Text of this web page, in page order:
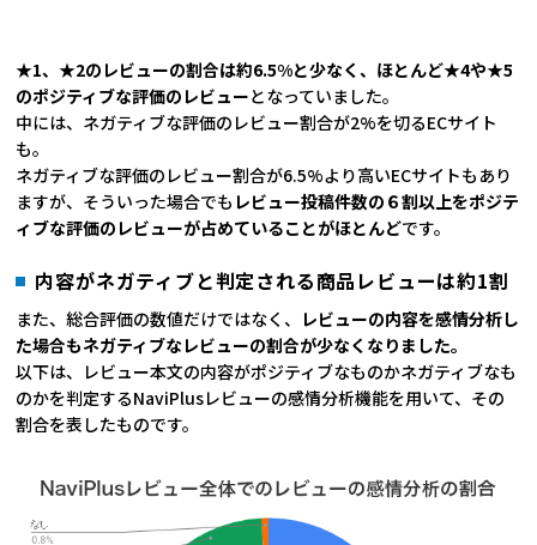
★1、★2のレビューの割合は約6.5%と少なく、ほとんど★4や★5
のポジティブな評価のレビューとなっていました。
中には、ネガティブな評価のレビュー割合が2%を切るECサイト
も。
ネガティブな評価のレビュー割合が6.5%より高いECサイトもあり
ますが、そういった場合でも レビュー投稿件数の６割以上をポジテ
ィブな評価のレビューが占めていることがほとんどです。
内容がネガティブと判定される商品レビューは約1割
また、総合評価の数値だけではなく、
レビューの内容を感情分析し
た場合もネガティブなレビューの割合が少なくなりました。
以下は、レビュー本文の内容がポジティブなものかネガティブなも
のかを判定するNaviPlusレビューの感情分析機能を用いて、その
割合を表したものです。